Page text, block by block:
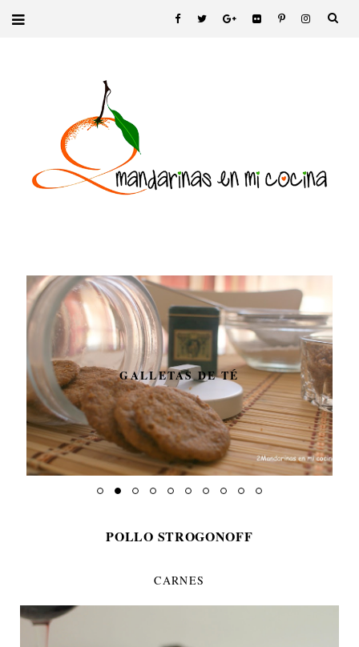
GALLETAS DE TÉ
POLLO STROGONOFF
CARNES